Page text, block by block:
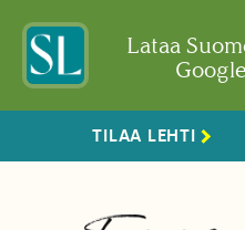
Lataa
TILAA LEHTI